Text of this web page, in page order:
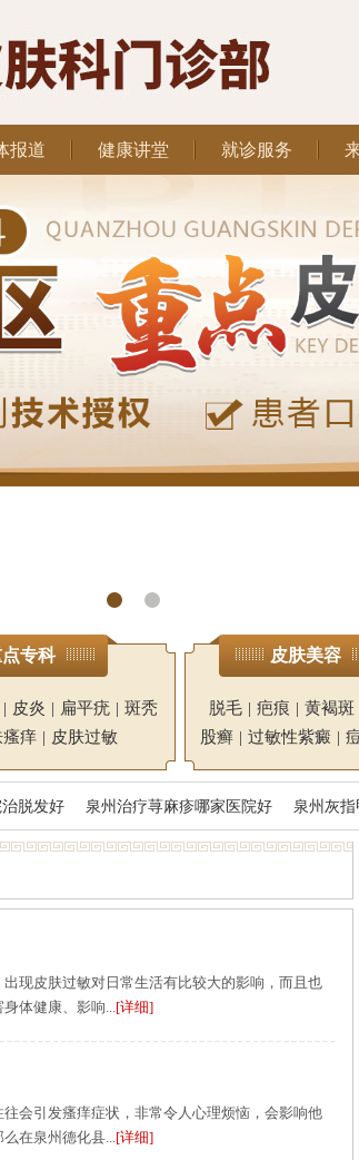
报道 健康讲堂 就诊服务
专科
| 皮炎 | 扁平疣 | 斑秃
瘙痒 | 皮肤过敏
皮肤美容
脱毛 | 疤痕 | 黄褐斑
股癣 | 过敏性紫癜 |
脱发好 泉州治疗荨麻疹哪家医院好 泉州灰
现皮肤过敏对日常生活有比较大的影响，而且也
体健康、影响...[详细]
会引发瘙痒症状，非常令人心理烦恼，会影响他
在泉州德化县...[详细]